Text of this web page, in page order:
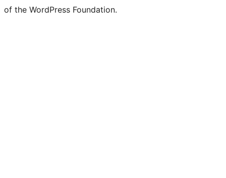
of the WordPress Foundation.